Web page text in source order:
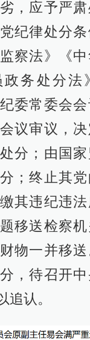
，应予严
党纪律处分
察法》《
政务处分法
委常委会
议审议，
分；由国
；终止其
其违纪违
移送检察
物一并移
，待召开
追认。